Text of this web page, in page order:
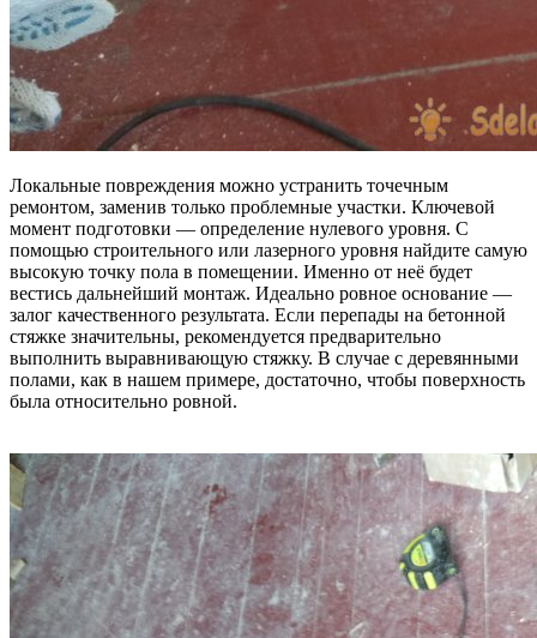
Локальные повреждения можно устранить точечным
ремонтом, заменив только проблемные участки. Ключевой
момент подготовки — определение нулевого уровня. С
помощью строительного или лазерного уровня найдите самую
высокую точку пола в помещении. Именно от неё будет
вестись дальнейший монтаж. Идеально ровное основание —
залог качественного результата. Если перепады на бетонной
стяжке значительны, рекомендуется предварительно
выполнить выравнивающую стяжку. В случае с деревянными
полами, как в нашем примере, достаточно, чтобы поверхность
была относительно ровной.